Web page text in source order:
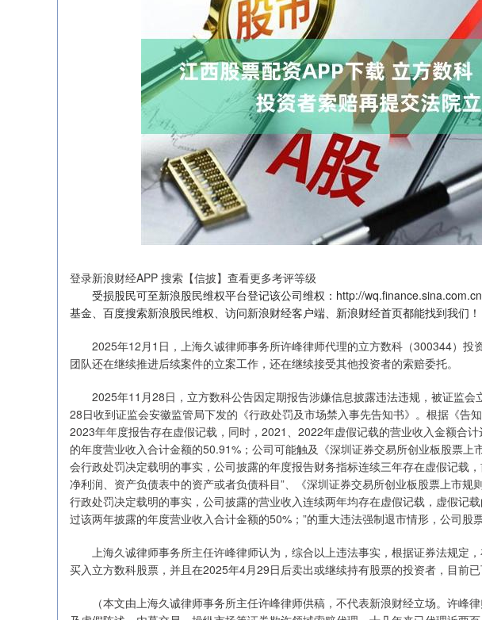
登录新浪财经APP 搜索【信披】查看更多考评等级
受损股民可至新浪股民维权平台登记该公司维权：http://
基金、百度搜索新浪股民维权、访问新浪财经客户端、新浪财经首页都能找到我们！
2025年12月1日，上海久诚律师事务所许峰律师代理的立方数科（300344）投
团队还在继续推进后续案件的立案工作，还在继续接受其他投资者的索赔委托。
2025年11月28日，立方数科公告因定期报告涉嫌信息披露违法违规，被证监会
28日收到证监会安徽监管局下发的《行政处罚及市场禁入事先告知书》。根据《告
2023年年度报告存在虚假记载，同时，2021、2022年虚假记载的营业收入金额合
的年度营业收入合计金额的50.91%；公司可能触及《深圳证券交易所创业板股票上
会行政处罚决定载明的事实，公司披露的年度报告财务指标连续三年存在虚假记载
净利润、资产负债表中的资产或者负债科目”、《深圳证券交易所创业板股票上市规
行政处罚决定载明的事实，公司披露的营业收入连续两年均存在虚假记载，虚假记
过该两年披露的年度营业收入合计金额的50%；”的重大违法强制退市情形，公司股
上海久诚律师事务所主任许峰律师认为，综合以上违法事实，根据证券法规定
买入立方数科股票，并且在2025年4月29日后卖出或继续持有股票的投资者，目前已
（本文由上海久诚律师事务所主任许峰律师供稿，不代表新浪财经立场。许峰